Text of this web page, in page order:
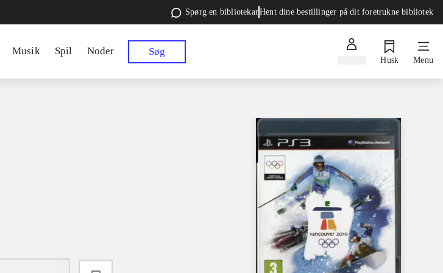
Spørg en bibliotekarHent dine bestillinger på dit foretrukne bibliotek
Musik Spil Noder Søg
Husk Menu